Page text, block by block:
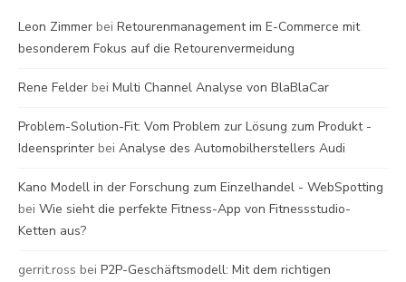
Leon Zimmer bei Retourenmanagement im E-Commerce mit
besonderem Fokus auf die Retourenvermeidung
Rene Felder bei Multi Channel Analyse von BlaBlaCar
Problem-Solution-Fit: Vom Problem zur Lösung zum Produkt -
Ideensprinter bei Analyse des Automobilherstellers Audi
Kano Modell in der Forschung zum Einzelhandel - WebSpotting
bei Wie sieht die perfekte Fitness-App von Fitnessstudio-
Ketten aus?
gerrit.ross bei P2P-Geschäftsmodell: Mit dem richtigen